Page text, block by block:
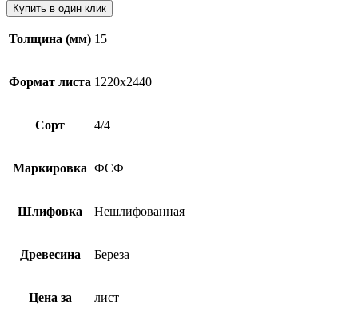
Купить в один клик
Толщина (мм) 15
Формат листа 1220х2440
Сорт 4/4
Маркировка ФСФ
Шлифовка Нешлифованная
Древесина Береза
Цена за лист